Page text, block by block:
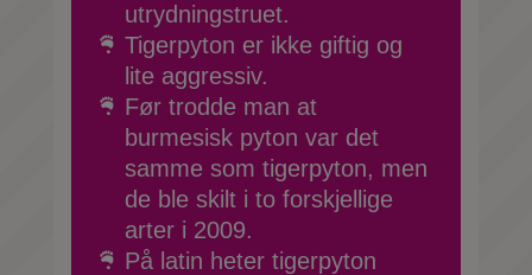
utrydningstruet.
Tigerpyton er ikke giftig og
lite aggressiv.
Før trodde man at
burmesisk pyton var det
samme som tigerpyton, men
de ble skilt i to forskjellige
arter i 2009.
På latin heter tigerpyton